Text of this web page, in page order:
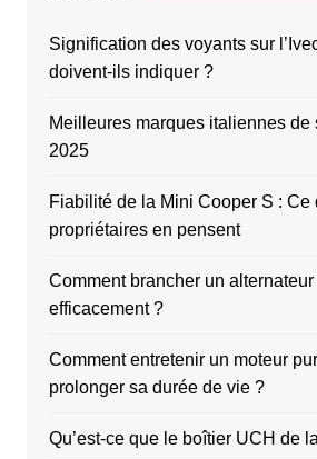
Signification des voyants sur
doivent-ils indiquer ?
Meilleures marques italiennes de
2025
Fiabilité de la Mini Cooper S : Ce
propriétaires en pensent
Comment brancher un
efficacement ?
Comment entretenir un moteur
prolonger sa durée de vie ?
Qu’est-ce que le boîtier UCH de